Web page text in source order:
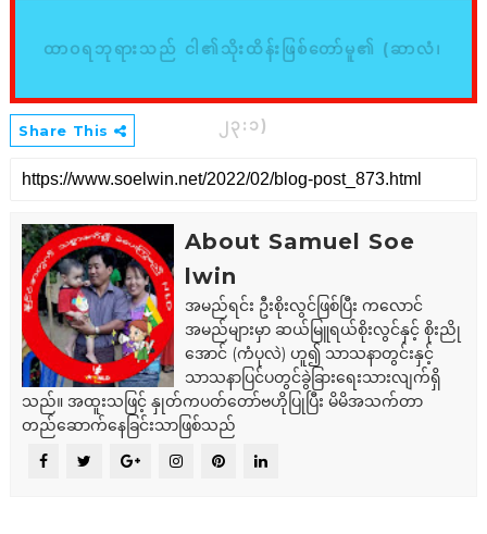
ထာဝရဘုရားသည် ငါ၏သိုးထိန်းဖြစ်တော်မူ၏ (ဆာလံ၊
၂၃:၁)
Share This
About Samuel Soe
lwin
အမည်ရင်း ဦးစိုးလွင်ဖြစ်ပြီး ကလောင်
အမည်များမှာ ဆယ်မြူရယ်စိုးလွင်နှင့် စိုးညို
အောင် (ကံပုလဲ) ဟူ၍ သာသနာတွင်းနှင့်
သာသနာပြင်ပတွင်ခွဲခြားရေးသားလျက်ရှိ
သည်။ အထူးသဖြင့် နှုတ်ကပတ်တော်ဗဟိုပြုပြီး မိမိအသက်တာ
တည်ဆောက်နေခြင်းသာဖြစ်သည်